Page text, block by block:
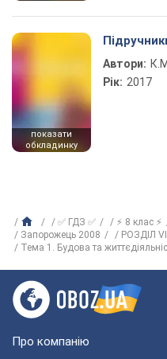
показати
обкладинку
Автори:
Рік: 2017
✅ ГДЗ ✅ ⚡ 8 клас ⚡
Запорожець 2008
РОЗДІЛ
Тема 1. Будова та
Про компанію